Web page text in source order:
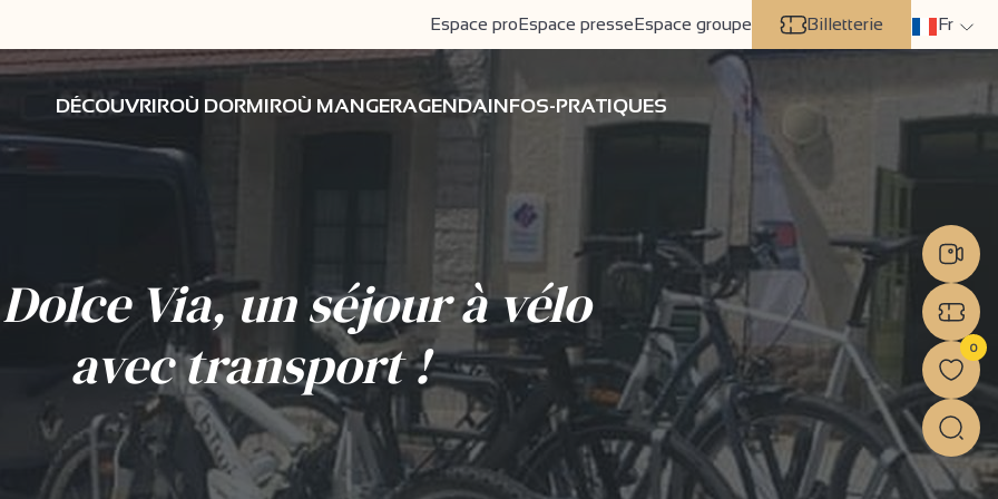
Espace proEspace presseEspace groupe Billetterie Fr
DÉCOUVRIROÙ DORMIROÙ MANGERAGENDAINFOS-PRATIQUES
Via, un séjour à vélo
avec transport !
0